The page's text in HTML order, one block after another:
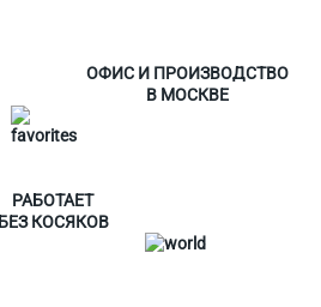
ОФИС И ПРОИЗВОДСТВО
В МОСКВЕ
РАБОТАЕТ
БЕЗ КОСЯКОВ